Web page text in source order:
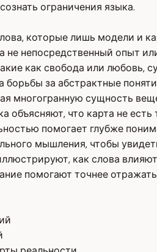
ограничения языка.
которые лишь модели и
непосредственный опыт
как свобода или любовь,
за абстрактные
многогранную сущность
что карта не
помогает глубже
мышления, чтобы
как слова
помогают точнее